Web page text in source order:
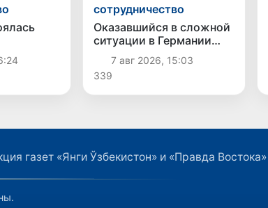
США
сотрудничество
Оказавшийся в сложной
ситуации в Германии
соотечественник
возвращен в Узбекистан
7 авг 2026, 15:03
339
газет «Янги Ўзбекистон» и «Правда Востока»